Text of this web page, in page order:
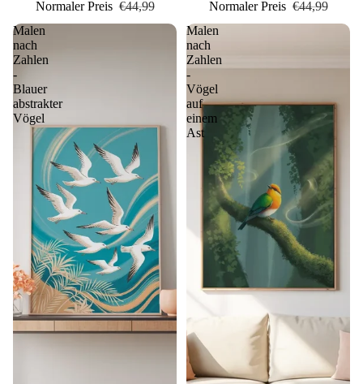
Normaler Preis €44,99
Normaler Preis €44,99
Malen
nach
Zahlen
-
Blauer
abstrakter
Vögel
Malen
nach
Zahlen
-
Vögel
auf
einem
Ast